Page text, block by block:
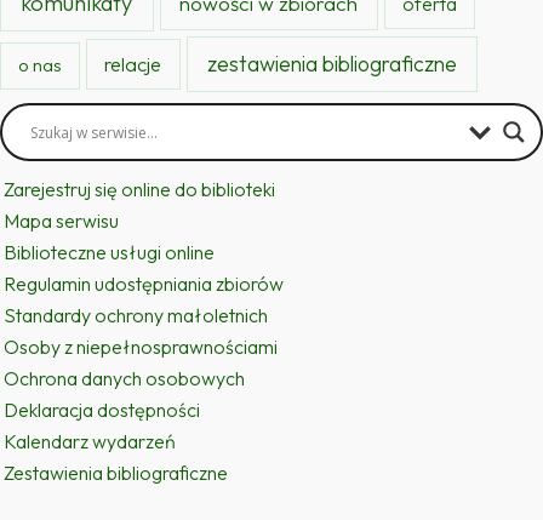
o nas relacje zestawienia bibliograficzne
Zarejestruj się online do biblioteki
Mapa serwisu
Biblioteczne usługi online
Regulamin udostępniania zbiorów
Standardy ochrony małoletnich
Osoby z niepełnosprawnościami
Ochrona danych osobowych
Deklaracja dostępności
Kalendarz wydarzeń
Zestawienia bibliograficzne